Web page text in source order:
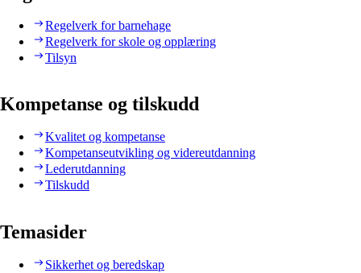
Regelverk for barnehage
Regelverk for skole og opplæring
Tilsyn
Kompetanse og tilskudd
Kvalitet og kompetanse
Kompetanseutvikling og videreutdanning
Lederutdanning
Tilskudd
Temasider
Sikkerhet og beredskap